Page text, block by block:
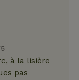
à la lisière
pas